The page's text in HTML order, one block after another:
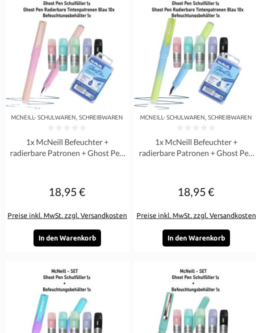
MCNEILL- SCHULWAREN, SCHREIBWAREN
1x McNeill Befeuchter +
radierbare Patronen + Ghost Pen
Regulärer Preis:
18,95 €
Preise inkl. MwSt. zzgl. Versandkosten
In den Warenkorb
MCNEILL- SCHULWAREN, SCHREIBWAREN
1x McNeill Befeuchter +
radierbare Patronen + Ghost Pen
Regulärer Preis:
18,95 €
Preise inkl. MwSt. zzgl. Versandkosten
In den Warenkorb